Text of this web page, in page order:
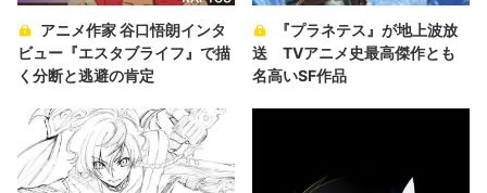
アニメ作家 谷口悟朗インタ
ビュー『エスタブライフ』で描
く分断と逃避の肯定
『プラネテス』が地上波放
送 TVアニメ史最高傑作とも
名高いSF作品